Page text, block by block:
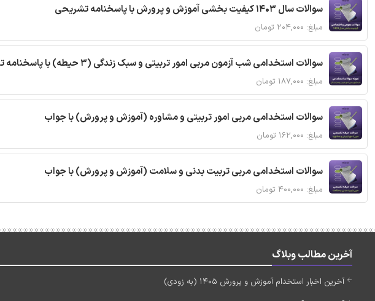
سوالات سال 1403 کیفیت بخشی آموزش و پرورش با پاسخنامه تشریحی
مبلغ: ۲۰۴,۰۰۰ تومان
سوالات استخدامی شب آزمون مربی امور تربیتی و سبک زندگی (3 حیطه) با پاسخنامه تشریحی
مبلغ: ۱۸۷,۰۰۰ تومان
سوالات استخدامی مربی امور تربیتی و مشاوره (آموزش و پرورش) با جواب
مبلغ: ۱۶۲,۰۰۰ تومان
سوالات استخدامی مربی تربیت بدنی و سلامت (آموزش و پرورش) با جواب
مبلغ: ۴۰۰,۰۰۰ تومان
آخرین مطالب وبلاگ
آخرین اخبار استخدام آموزش و پرورش 1405 (به زودی)